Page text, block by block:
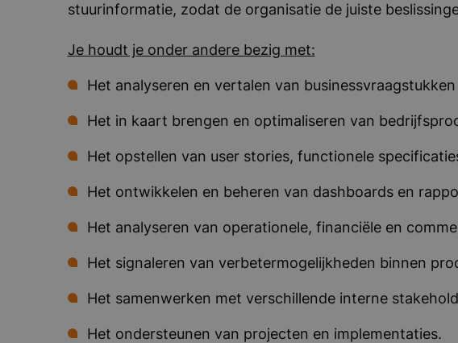
stuurinformatie, zodat de organisatie de juiste
Je houdt je onder andere bezig met:
Het analyseren en vertalen van
Het in kaart brengen en optimaliseren van
Het opstellen van user stories, functionele
Het ontwikkelen en beheren van dashboards en
Het analyseren van operationele, financiële en
Het signaleren van verbetermogelijkheden binnen
Het samenwerken met verschillende interne
Het ondersteunen van projecten en implementaties.